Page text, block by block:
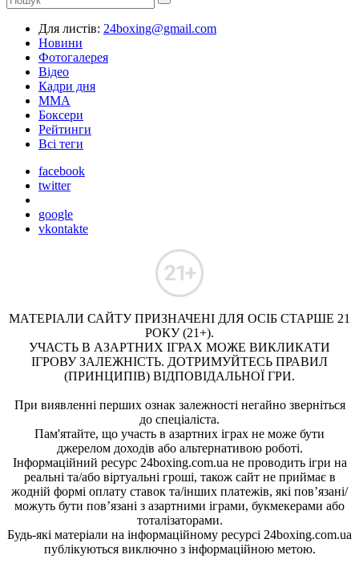
Для листів: 24boxing@gmail.com
Новини
Фотогалерея
Відео
Кадри дня
ММА
Боксери
Рейтинги
Всі теги
facebook
twitter
google
vkontakte
МАТЕРІАЛИ САЙТУ ПРИЗНАЧЕНІ ДЛЯ ОСІБ СТАРШЕ 21
РОКУ (21+).
УЧАСТЬ В АЗАРТНИХ ІГРАХ МОЖЕ ВИКЛИКАТИ
ІГРОВУ ЗАЛЕЖНІСТЬ. ДОТРИМУЙТЕСЬ ПРАВИЛ
(ПРИНЦИПІВ) ВІДПОВІДАЛЬНОЇ ГРИ.
При виявленні перших ознак залежності негайно зверніться
до спеціаліста.
Пам'ятайте, що участь в азартних іграх не може бути
джерелом доходів або альтернативою роботі.
Інформаційний ресурс 24boxing.com.ua не проводить ігри на
реальні та/або віртуальні гроші, також сайт не приймає в
жодній формі оплату ставок та/інших платежів, які пов’язані/
можуть бути пов’язані з азартними іграми, букмекерами або
тоталізаторами.
Будь-які матеріали на інформаційному ресурсі 24boxing.com.ua
публікуються виключно з інформаційною метою.